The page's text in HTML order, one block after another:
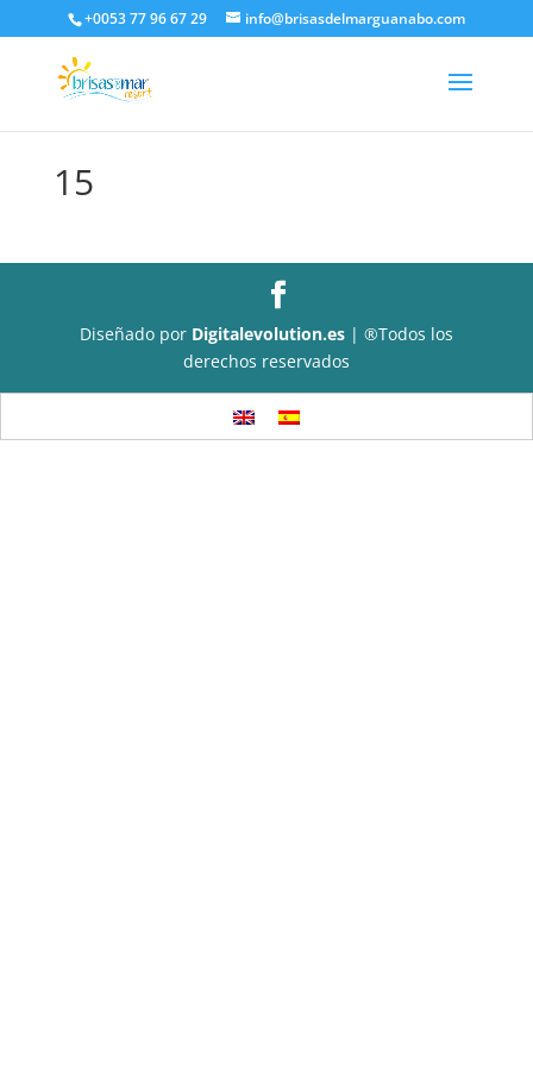
+0053 77 96 67 29 info@brisasdelmarguanabo.com
15
Diseñado por Digitalevolution.es| ®Todos los
derechos reservados